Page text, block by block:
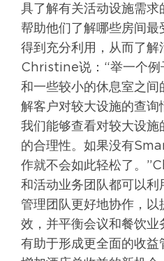
具了解有关活动设施需
帮助他们了解哪些房间最
得到充分利用，从而了解
Christine说：“举一个例
和一些较小的休息室之间
解客户对较大设施的查
我们能够查看对较大设施
的合理性。如果没有
作就不会如此轻松了。
和活动业务团队都可以
管理团队更好地协作，
效，并平衡会议和餐饮
有助于形成更全面的收